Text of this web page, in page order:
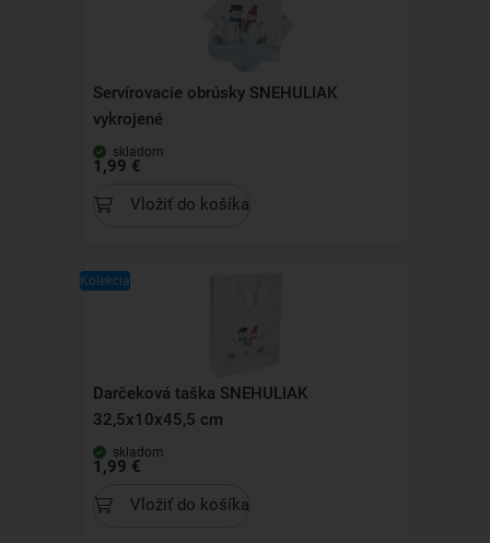
Servírovacie obrúsky SNEHULIAK
vykrojené
skladom
1,99 €
Vložiť do košíka
Kolekcia
Darčeková taška SNEHULIAK
32,5x10x45,5 cm
skladom
1,99 €
Vložiť do košíka